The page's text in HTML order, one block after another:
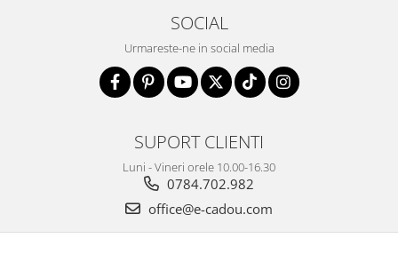
SOCIAL
Urmareste-ne in social media
SUPORT CLIENTI
Luni - Vineri orele 10.00-16.30
0784.702.982
office@e-cadou.com